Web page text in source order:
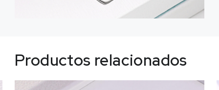
Productos relacionados